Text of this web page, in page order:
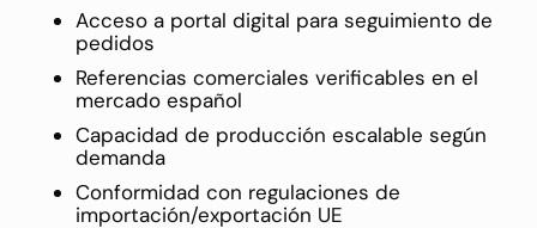
Acceso a portal digital para seguimiento de
pedidos
Referencias comerciales verificables en el
mercado español
Capacidad de producción escalable según
demanda
Conformidad con regulaciones de
importación/exportación UE